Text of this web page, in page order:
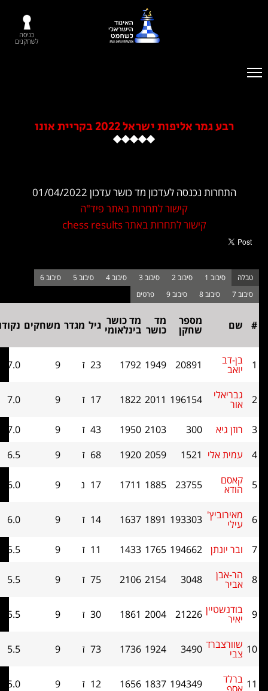
גמר אליפות ישראל 2022 בקריית אונו
נכנסה לעדכון מד כושר עדכון 01/04/2022
קישור לתחרות באתר פיד"ה
קישור לתחרות באתר chess results
מספר
שחקן
מד
כושר
מד כושר
בינלאומי גיל מגדר משחקים נקודות ראש
בראש
20891
1949
1792
23 ז 9
7.0
196154
2011
1822
17 ז 9
7.0
גיא 300
2103
1950
43 ז 9
7.0
אלי
1521
2059
1920
68 ז 9
6.5
23755
1885
1711
17 נ 9
6.0
193303
1891
1637
14 ז 9
6.0
194662
1765
1433
11 ז 9
5.5
3048
2154
2106
75 ז 9
5.5
21226
2004
1861
30 ז 9
5.5
3490
1924
1736
73 ז 9
5.5
194349
1837
1656
12 ז 9
5.0